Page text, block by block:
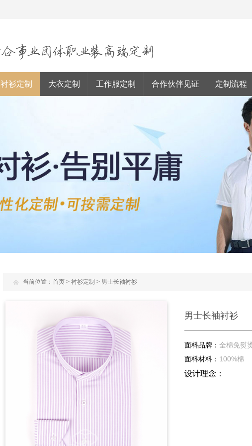
衬衫定制 大衣定制 工作服定制 合作伙伴见证 定制流程
当前位置： 首页> 衬衫定制 > 男士长袖衬衫
男士长袖衬衫
面料品牌：全棉免熨
面料材料： 100%棉
设计理念：